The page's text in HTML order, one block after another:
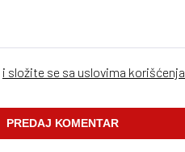
i složite se sa uslovima korišćenja